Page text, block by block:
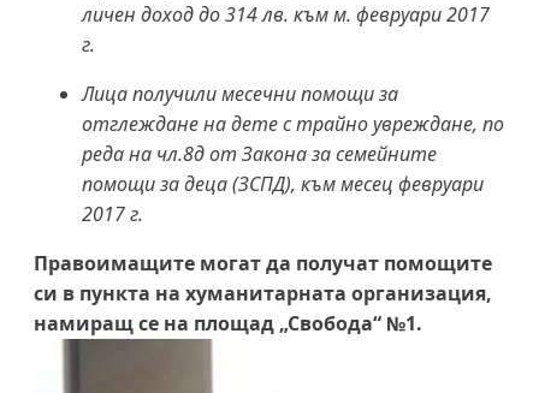
личен доход до 314 лв. към м. февруари 2017
г.
Лица получили месечни помощи за
отглеждане на дете с трайно увреждане, по
реда на чл.8д от Закона за семейните
помощи за деца (ЗСПД), към месец февруари
2017 г.
Правоимащите могат да получат помощите
си в пункта на хуманитарната организация,
намиращ се на площад „Свобода“ №1.